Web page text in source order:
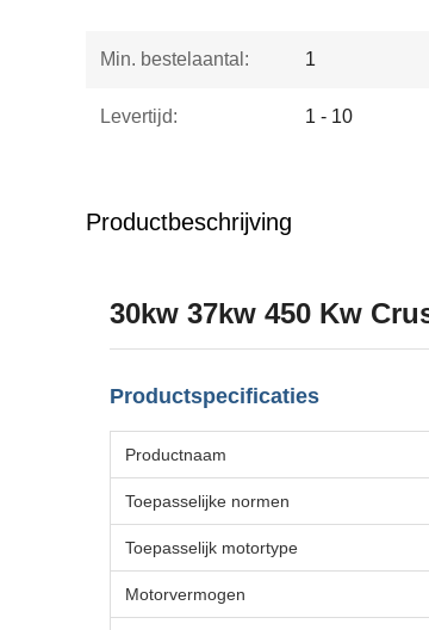
Min. bestelaantal: 1
Levertijd: 1 - 10
Productbeschrijving
30kw 37kw 450 Kw
Productspecificaties
Productnaam
Toepasselijke normen
Toepasselijk motortype
Motorvermogen